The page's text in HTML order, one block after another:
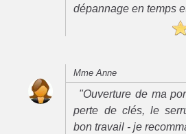
dépannage en temps
Mme Anne
"Ouverture de ma
perte de clés, le
bon travail - je